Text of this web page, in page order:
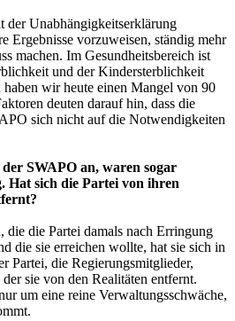
der Unabhängigkeitserklärung
Ergebnisse vorzuweisen, ständig mehr
machen. Im Gesundheitsbereich ist
und der Kindersterblichkeit
wir heute einen Mangel von 90
deuten darauf hin, dass die
sich nicht auf die Notwendigkeiten
SWAPO an, waren sogar
Hat sich die Partei von ihren
die die Partei damals nach Erringung
die sie erreichen wollte, hat sie sich in
Partei, die Regierungsmitglieder,
sie von den Realitäten entfernt.
um eine reine Verwaltungsschwäche,